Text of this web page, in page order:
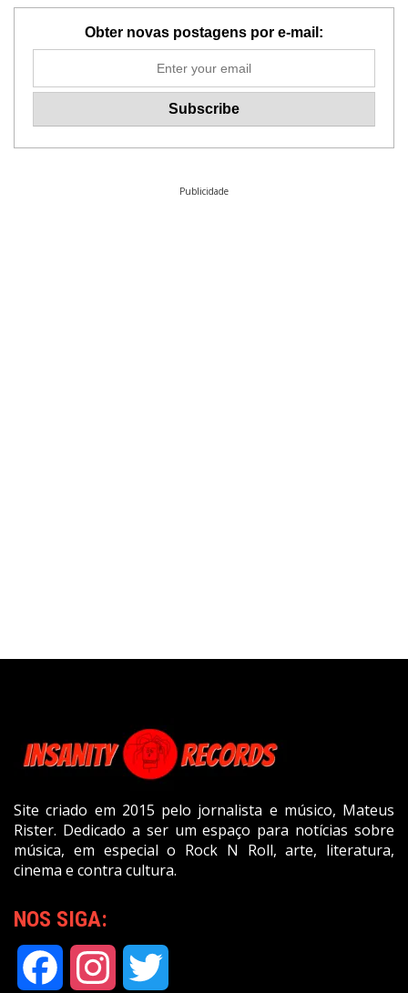
Obter novas postagens por e-mail:
Publicidade
Site criado em 2015 pelo jornalista e músico, Mateus
Rister. Dedicado a ser um espaço para notícias sobre
música, em especial o Rock N Roll, arte, literatura,
cinema e contra cultura.
NOS SIGA:
Facebook Instagram